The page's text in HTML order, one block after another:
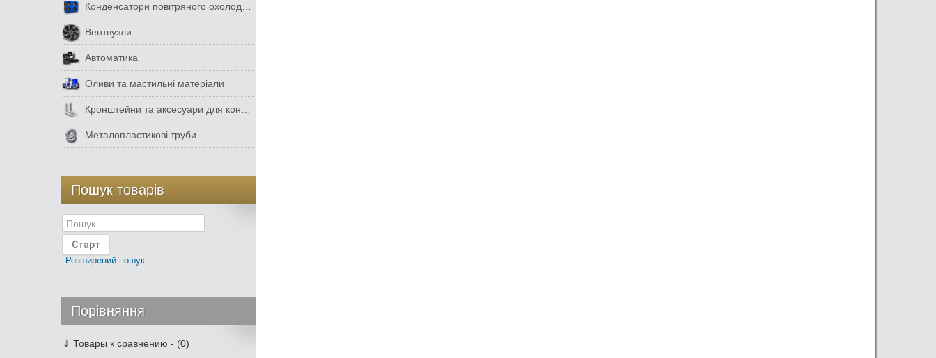
Конденсатори повітряного охолодження
Вентвузли
Автоматика
Оливи та мастильні матеріали
Кронштейни та аксесуари для кондиціонерів
Металопластикові труби
Пошук товарів
Розширений пошук
Порівняння
⇓ Товары к сравнению - (0)